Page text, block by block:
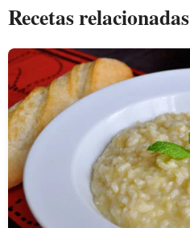
Recetas relacionadas